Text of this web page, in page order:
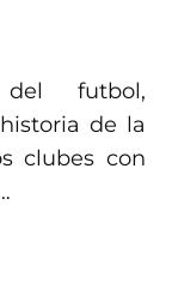
futbol,
de la
clubes con